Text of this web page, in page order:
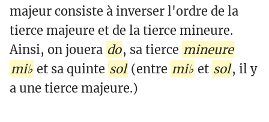
majeur consiste à inverser l'ordre de la
tierce majeure et de la tierce mineure.
Ainsi, on jouera do, sa tierce mineure
mi♭ et sa quinte sol (entre mi♭ et sol, il y
a une tierce majeure.)